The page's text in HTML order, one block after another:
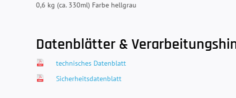
0,6 kg (ca. 330ml) Farbe hellgrau
Datenblätter &
technisches Datenblatt
Sicherheitsdatenblatt